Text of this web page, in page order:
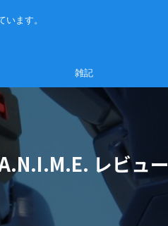
ます。
雑記
レビュー